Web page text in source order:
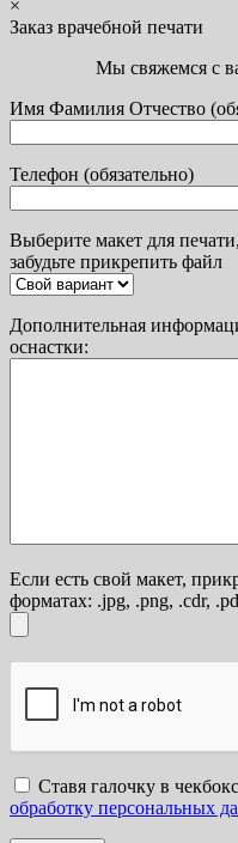
×
Заказ врачебной печати
Мы свяжемся с
Имя Фамилия Отчество
Телефон (обязательно)
Выберите макет для
забудьте прикрепить файл
Дополнительная
оснастки:
Если есть свой макет,
форматах: .jpg, .png, .cdr,
Ставя галочку в
обработку персональных